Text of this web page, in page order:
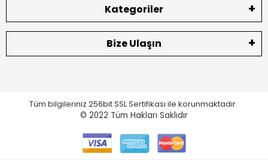
Kategoriler
Bize Ulaşın
Tüm bilgileriniz 256bit SSL Sertifikası ile korunmaktadır.
© 2022 Tüm Hakları Saklıdır